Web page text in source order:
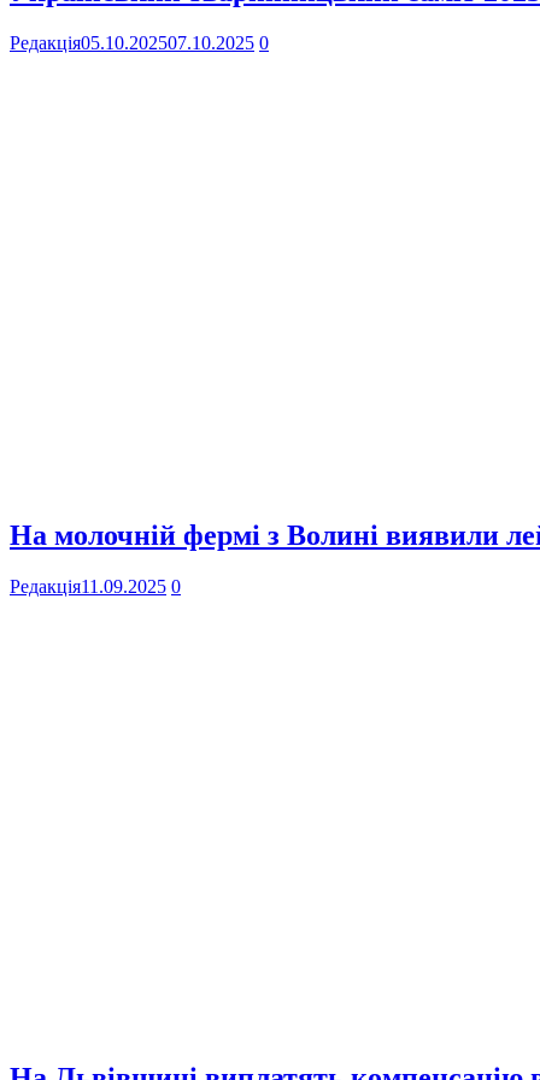
Редакція05.10.202507.10.2025 0
На молочній фермі з Волині виявили
Редакція11.09.2025 0